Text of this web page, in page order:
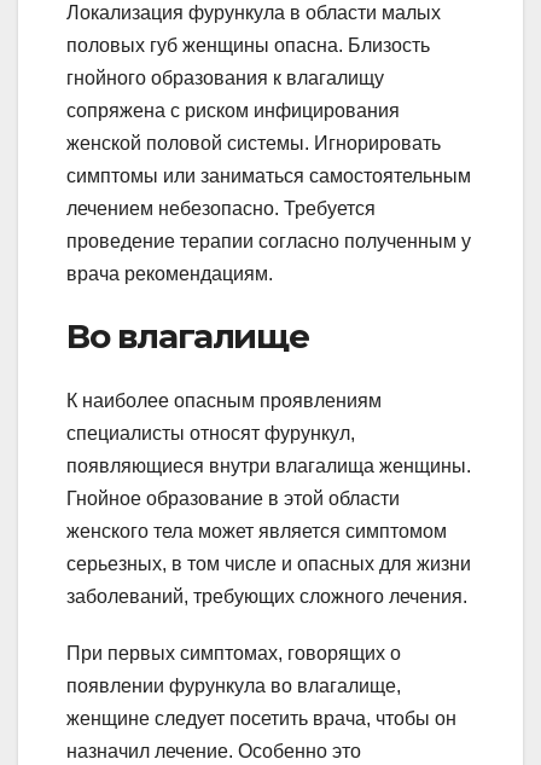
Локализация фурункула в области малых
половых губ женщины опасна. Близость
гнойного образования к влагалищу
сопряжена с риском инфицирования
женской половой системы. Игнорировать
симптомы или заниматься самостоятельным
лечением небезопасно. Требуется
проведение терапии согласно полученным у
врача рекомендациям.
Во влагалище
К наиболее опасным проявлениям
специалисты относят фурункул,
появляющиеся внутри влагалища женщины.
Гнойное образование в этой области
женского тела может является симптомом
серьезных, в том числе и опасных для жизни
заболеваний, требующих сложного лечения.
При первых симптомах, говорящих о
появлении фурункула во влагалище,
женщине следует посетить врача, чтобы он
назначил лечение. Особенно это